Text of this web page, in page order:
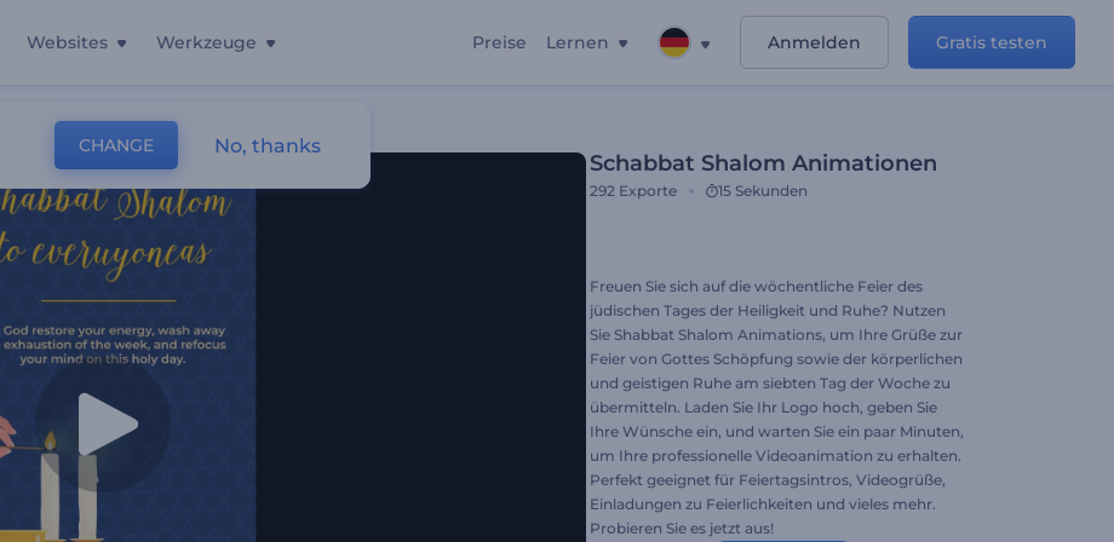
Websites Werkzeuge Preise Lernen Anmelden Gratis testen
Schabbat Shalom Animationen
292 Exporte 15 Sekunden
Freuen Sie sich auf die wöchentliche Feier des
jüdischen Tages der Heiligkeit und Ruhe? Nutzen
Sie Shabbat Shalom Animations, um Ihre Grüße zur
Feier von Gottes Schöpfung sowie der körperlichen
und geistigen Ruhe am siebten Tag der Woche zu
übermitteln. Laden Sie Ihr Logo hoch, geben Sie
Ihre Wünsche ein, und warten Sie ein paar Minuten,
um Ihre professionelle Videoanimation zu erhalten.
Perfekt geeignet für Feiertagsintros, Videogrüße,
Einladungen zu Feierlichkeiten und vieles mehr.
Probieren Sie es jetzt aus!
CHANGE No, thanks